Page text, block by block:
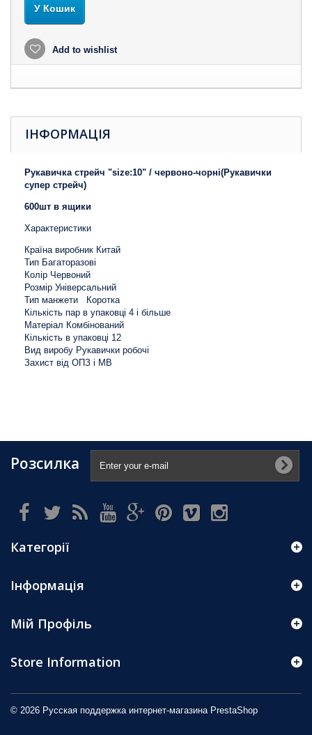
У Кошик
Add to wishlist
ІНФОРМАЦІЯ
Рукавичка стрейч "size:10" / червоно-чорні(Рукавички
супер стрейч)
600шт в ящики
Характеристики
Країна виробник Китай
Тип Багаторазові
Колір Червоний
Розмір Універсальний
Тип манжети Коротка
Кількість пар в упаковці 4 і більше
Матеріал Комбінований
Кількість в упаковці 12
Вид виробу Рукавички робочі
Захист від ОПЗ і МВ
Розсилка
Категорії
Інформація
© 2026 Русская поддержка интернет-магазина PrestaShop
Мій Профіль
Store Information